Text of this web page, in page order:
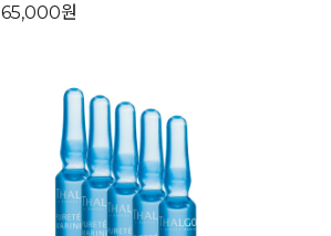
65,000원